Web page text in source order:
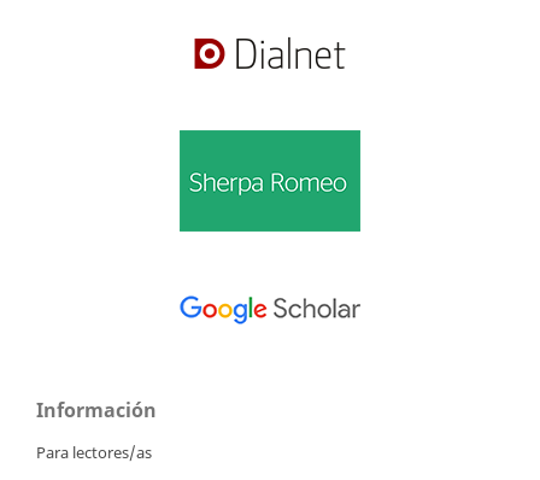
Información
Para lectores/as